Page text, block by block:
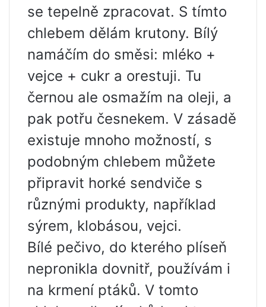
se tepelně zpracovat. S tímto
chlebem dělám krutony. Bílý
namáčím do směsi: mléko +
vejce + cukr a orestuji. Tu
černou ale osmažím na oleji, a
pak potřu česnekem. V zásadě
existuje mnoho možností, s
podobným chlebem můžete
připravit horké sendviče s
různými produkty, například
sýrem, klobásou, vejci.
Bílé pečivo, do kterého plíseň
nepronikla dovnitř, používám i
na krmení ptáků. V tomto